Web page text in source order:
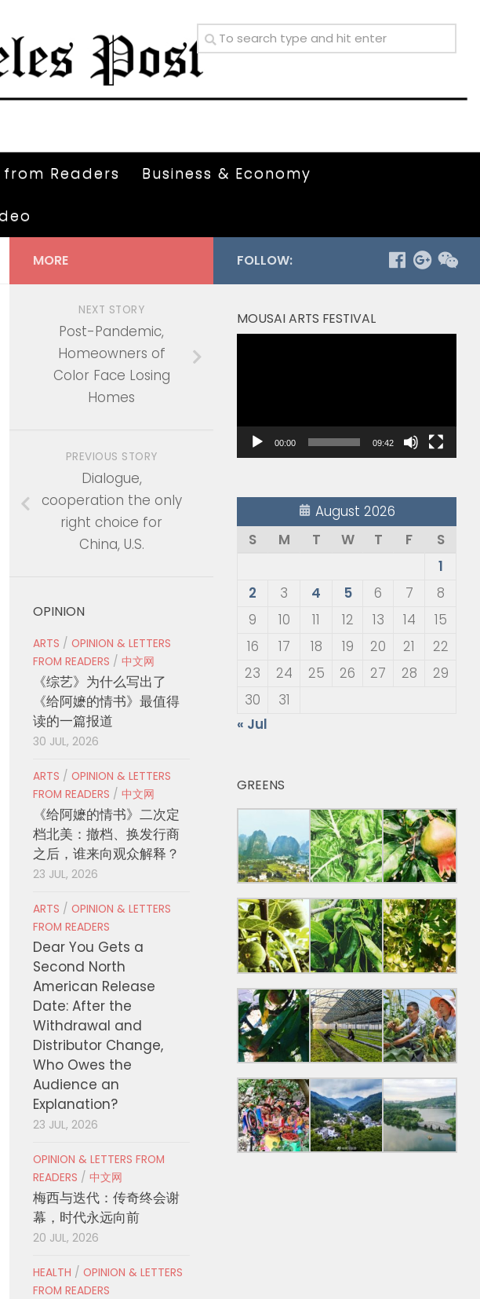
Readers Business & Economy
FOLLOW:
MOUSAI ARTS FESTIVAL
00:00 09:42
August 2026
S
M T W T F
S
1
2
3 4 5 6 7
8
9
10 11 12 13 14
15
16
17 18 19 20 21
22
23
24 25 26 27 28
29
30
31
« Jul
GREENS
MORE
NEXT STORY
Post-Pandemic,
Homeowners of
Color Face Losing
Homes
PREVIOUS STORY
Dialogue,
cooperation the only
right choice for
China, U.S.
OPINION
ARTS / OPINION & LETTERS
FROM READERS / 中文网
《综艺》为什么写出了
《给阿嬷的情书》最值得
读的一篇报道
30 JUL, 2026
ARTS / OPINION & LETTERS
FROM READERS / 中文网
《给阿嬷的情书》二次定
档北美：撤档、换发行商
之后，谁来向观众解释？
23 JUL, 2026
ARTS / OPINION & LETTERS
FROM READERS
Dear You Gets a
Second North
American Release
Date: After the
Withdrawal and
Distributor Change,
Who Owes the
Audience an
Explanation?
23 JUL, 2026
OPINION & LETTERS FROM
READERS / 中文网
梅西与迭代：传奇终会谢
幕，时代永远向前
20 JUL, 2026
HEALTH / OPINION & LETTERS
FROM READERS